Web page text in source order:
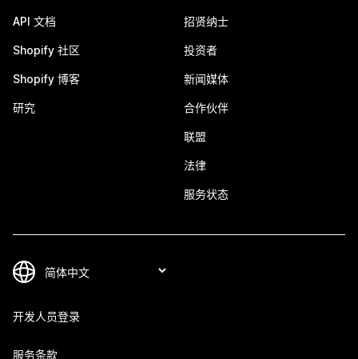
API 文档
Shopify 社区
Shopify 博客
研究
招贤纳士
投资者
新闻媒体
合作伙伴
联盟
法律
服务状态
开发人员登录
服务条款